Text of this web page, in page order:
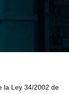
la Ley 34/2002 de